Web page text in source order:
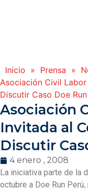
Inicio » Prensa »
Asociación Civil
Discutir Caso Doe Run
Asociación
Invitada al
Discutir
4 enero , 2008
La iniciativa parte de la
octubre a Doe Run